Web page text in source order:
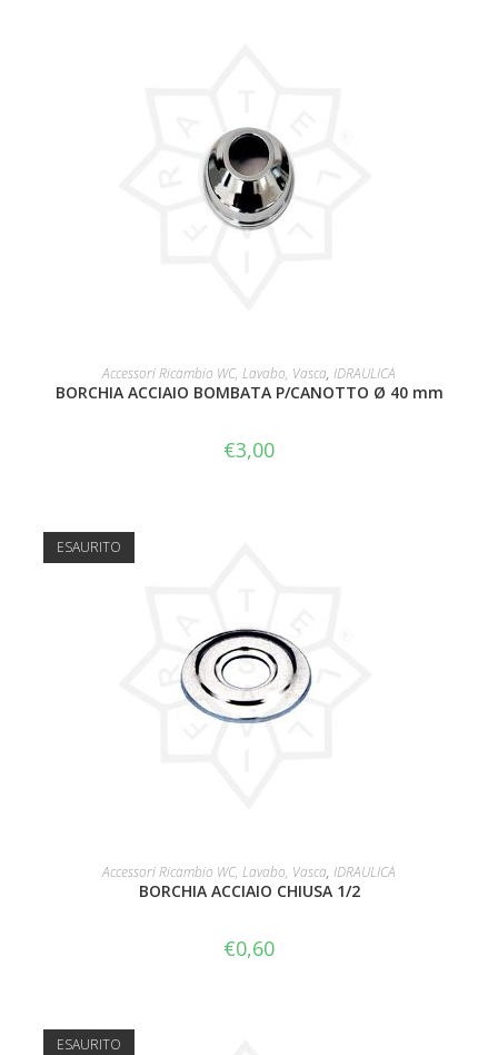
AGGIUNGI AL CARRELLO
Accessori Ricambio WC, Lavabo, Vasca, IDRAULICA
BORCHIA ACCIAIO BOMBATA P/CANOTTO Ø 40 mm
€3,00
ESAURITO
LEGGI TUTTO
Accessori Ricambio WC, Lavabo, Vasca, IDRAULICA
BORCHIA ACCIAIO CHIUSA 1/2
€0,60
ESAURITO